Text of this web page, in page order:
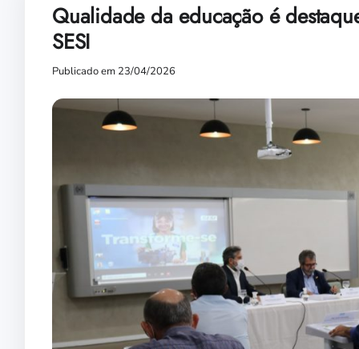
Qualidade da educação é
SESI
Publicado em 23/04/2026